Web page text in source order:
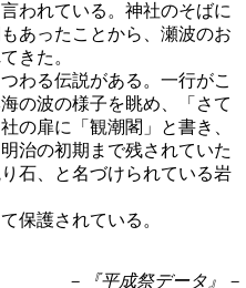
われている。神社のそばに
あったことから、瀬波のお
きた。
わる伝説がある。一行がこ
の波の様子を眺め、「さて
の扉に「観潮閣」と書き、
治の初期まで残されていた
石、と名づけられている岩
保護されている。
－『平成祭データ』－